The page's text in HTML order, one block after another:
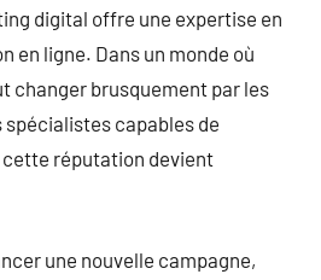
digital offre une expertise en
en ligne. Dans un monde où
changer brusquement par les
spécialistes capables de
réputation devient
une nouvelle campagne,